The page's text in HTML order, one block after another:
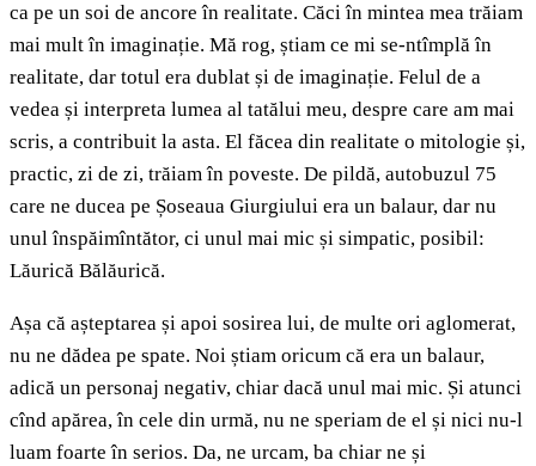
ca pe un soi de ancore în realitate. Căci în mintea mea trăiam
mai mult în imaginație. Mă rog, știam ce mi se-ntîmplă în
realitate, dar totul era dublat și de imaginație. Felul de a
vedea și interpreta lumea al tatălui meu, despre care am mai
scris, a contribuit la asta. El făcea din realitate o mitologie și,
practic, zi de zi, trăiam în poveste. De pildă, autobuzul 75
care ne ducea pe Șoseaua Giurgiului era un balaur, dar nu
unul înspăimîntător, ci unul mai mic și simpatic, posibil:
Lăurică Bălăurică.
Așa că așteptarea și apoi sosirea lui, de multe ori aglomerat,
nu ne dădea pe spate. Noi știam oricum că era un balaur,
adică un personaj negativ, chiar dacă unul mai mic. Și atunci
cînd apărea, în cele din urmă, nu ne speriam de el și nici nu-l
luam foarte în serios. Da, ne urcam, ba chiar ne și